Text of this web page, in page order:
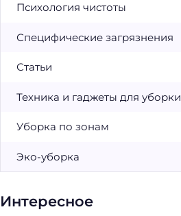
Психология чистоты
Специфические загрязнения
Статьи
Техника и гаджеты для уборки
Уборка по зонам
Эко-уборка
Интересное